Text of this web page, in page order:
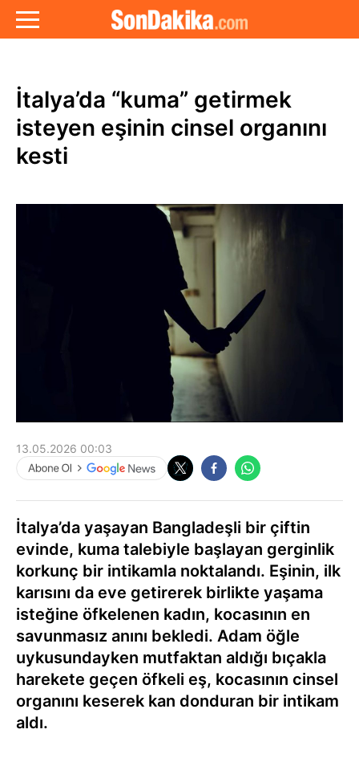
İtalya’da “kuma” getirmek
isteyen eşinin cinsel organını
kesti
13.05.2026 00:03
İtalya’da yaşayan Bangladeşli bir çiftin
evinde, kuma talebiyle başlayan gerginlik
korkunç bir intikamla noktalandı. Eşinin, ilk
karısını da eve getirerek birlikte yaşama
isteğine öfkelenen kadın, kocasının en
savunmasız anını bekledi. Adam öğle
uykusundayken mutfaktan aldığı bıçakla
harekete geçen öfkeli eş, kocasının cinsel
organını keserek kan donduran bir intikam
aldı.